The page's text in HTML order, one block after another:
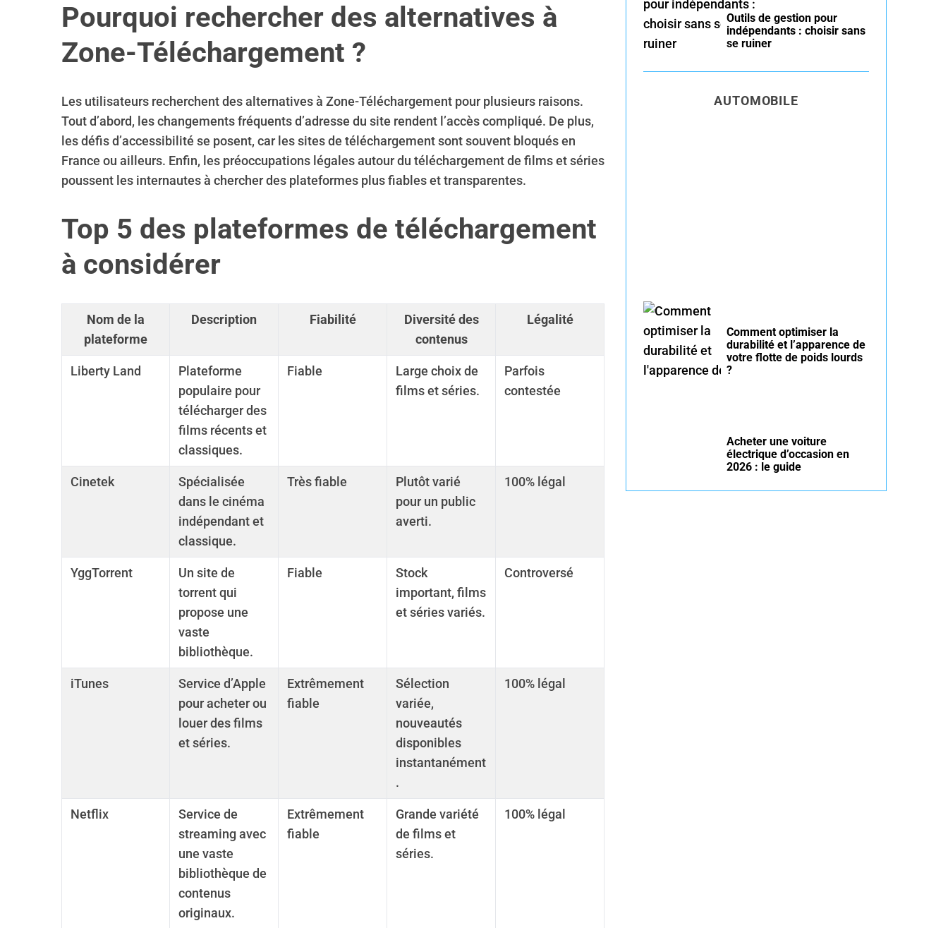
Pourquoi rechercher des alternatives à
Zone-Téléchargement ?
Les utilisateurs recherchent des alternatives à Zone-Téléchargement pour plusieurs raisons.
Tout d’abord, les changements fréquents d’adresse du site rendent l’accès compliqué. De plus,
les défis d’accessibilité se posent, car les sites de téléchargement sont souvent bloqués en
France ou ailleurs. Enfin, les préoccupations légales autour du téléchargement de films et séries
poussent les internautes à chercher des plateformes plus fiables et transparentes.
Top 5 des plateformes de téléchargement
à considérer
Nom de la
plateforme
Description Fiabilité
Diversité des
contenus
Légalité
Liberty Land
Plateforme
populaire pour
télécharger des
films récents et
classiques.
Fiable
Large choix de
films et séries.
Parfois
contestée
Cinetek
Spécialisée
dans le cinéma
indépendant et
classique.
Très fiable
Plutôt varié
pour un public
averti.
100% légal
YggTorrent
Un site de
torrent qui
propose une
vaste
bibliothèque.
Fiable
Stock
important, films
et séries variés.
Controversé
iTunes
Service d’Apple
pour acheter ou
louer des films
et séries.
Extrêmement
fiable
Sélection
variée,
nouveautés
disponibles
instantanément
.
100% légal
Netflix
Service de
streaming avec
une vaste
bibliothèque de
contenus
originaux.
Extrêmement
fiable
Grande variété
de films et
séries.
100% légal
Outils de gestion pour
indépendants : choisir sans
se ruiner
AUTOMOBILE
Comment optimiser la
durabilité et l’apparence de
votre flotte de poids lourds
?
Acheter une voiture
électrique d’occasion en
2026 : le guide